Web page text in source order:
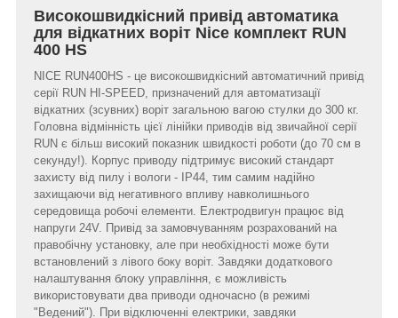
Високошвидкісний привід автоматика
для відкатних воріт Nice комплект RUN
400 HS
NICE RUN400HS - це високошвидкісний автоматичний привід
серії RUN HI-SPEED, призначений для автоматизації
відкатних (зсувних) воріт загальною вагою стулки до 300 кг.
Головна відмінність цієї лінійки приводів від звичайної серії
RUN є більш високий показник швидкості роботи (до 70 см в
секунду!). Корпус приводу підтримує високий стандарт
захисту від пилу і вологи - IP44, тим самим надійно
захищаючи від негативного впливу навколишнього
середовища робочі елементи. Електродвигун працює від
напруги 24V. Привід за замовчуванням розрахований на
правобічну установку, але при необхідності може бути
встановлений з лівого боку воріт. Завдяки додаткового
налаштування блоку управління, є можливість
використовувати два приводи одночасно (в режимі
"Ведений"). При відключенні електрики, завдяки